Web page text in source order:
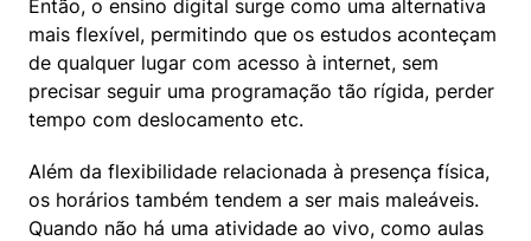
Então, o ensino digital surge como uma alternativa
mais flexível, permitindo que os estudos aconteçam
de qualquer lugar com acesso à internet, sem
precisar seguir uma programação tão rígida, perder
tempo com deslocamento etc.
Além da flexibilidade relacionada à presença física,
os horários também tendem a ser mais maleáveis.
Quando não há uma atividade ao vivo, como aulas